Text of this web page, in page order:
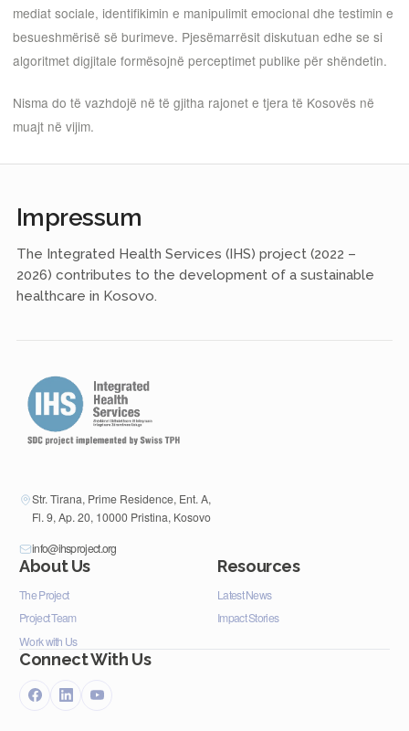
mediat sociale, identifikimin e manipulimit emocional dhe testimin e
besueshmërisë së burimeve. Pjesëmarrësit diskutuan edhe se si
algoritmet digjitale formësojnë perceptimet publike për shëndetin.
Nisma do të vazhdojë në të gjitha rajonet e tjera të Kosovës në
muajt në vijim.
Impressum
The Integrated Health Services (IHS) project (2022 –
2026) contributes to the development of a sustainable
healthcare in Kosovo.
Str. Tirana, Prime Residence, Ent. A,
Fl. 9, Ap. 20, 10000 Pristina, Kosovo
info@ihsproject.org
About Us
The Project
Project Team
Work with Us
Resources
Latest News
Impact Stories
Connect With Us